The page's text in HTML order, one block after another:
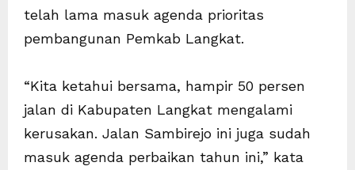
telah lama masuk agenda prioritas
pembangunan Pemkab Langkat.
“Kita ketahui bersama, hampir 50 persen
jalan di Kabupaten Langkat mengalami
kerusakan. Jalan Sambirejo ini juga sudah
masuk agenda perbaikan tahun ini,” kata